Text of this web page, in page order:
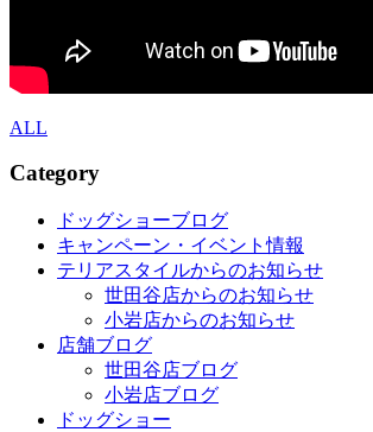
ALL
Category
ドッグショーブログ
キャンペーン・イベント情報
テリアスタイルからのお知らせ
世田谷店からのお知らせ
小岩店からのお知らせ
店舗ブログ
世田谷店ブログ
小岩店ブログ
ドッグショー